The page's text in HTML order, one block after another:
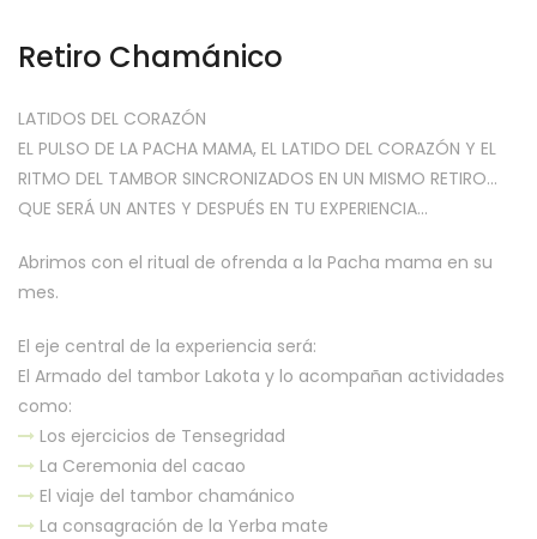
Retiro Chamánico
LATIDOS DEL CORAZÓN
EL PULSO DE LA PACHA MAMA, EL LATIDO DEL CORAZÓN Y EL
RITMO DEL TAMBOR SINCRONIZADOS EN UN MISMO RETIRO...
QUE SERÁ UN ANTES Y DESPUÉS EN TU EXPERIENCIA...
Abrimos con el ritual de ofrenda a la Pacha mama en su
mes.
El eje central de la experiencia será:
El Armado del tambor Lakota y lo acompañan actividades
como:
Los ejercicios de Tensegridad
La Ceremonia del cacao
El viaje del tambor chamánico
La consagración de la Yerba mate